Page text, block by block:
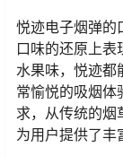
悦迹电子烟弹的
口味的还原上表
水果味，悦迹都
常愉悦的吸烟体
求，从传统的烟
为用户提供了丰